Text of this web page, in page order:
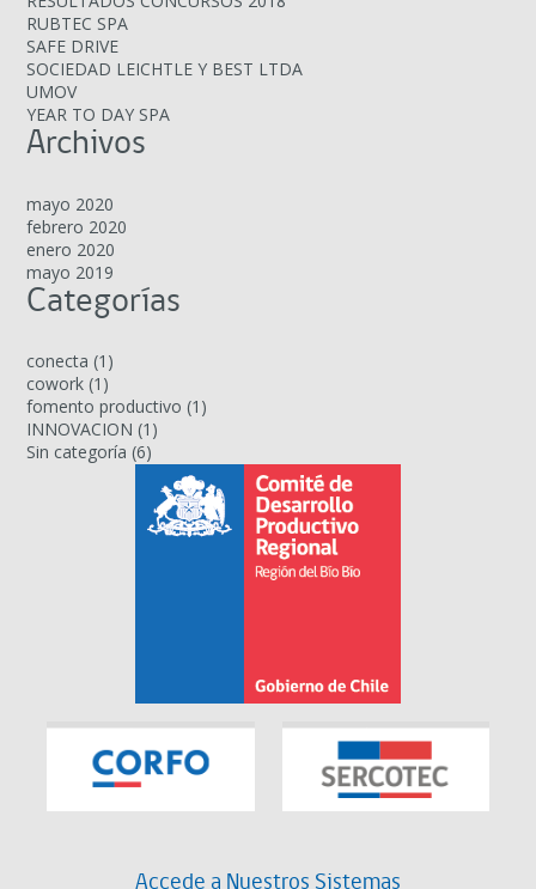
RUBTEC SPA
SAFE DRIVE
SOCIEDAD LEICHTLE Y BEST LTDA
UMOV
YEAR TO DAY SPA
Archivos
mayo 2020
febrero 2020
enero 2020
mayo 2019
Categorías
conecta (1)
cowork (1)
fomento productivo (1)
INNOVACION (1)
Sin categoría (6)
Accede a Nuestros Sistemas